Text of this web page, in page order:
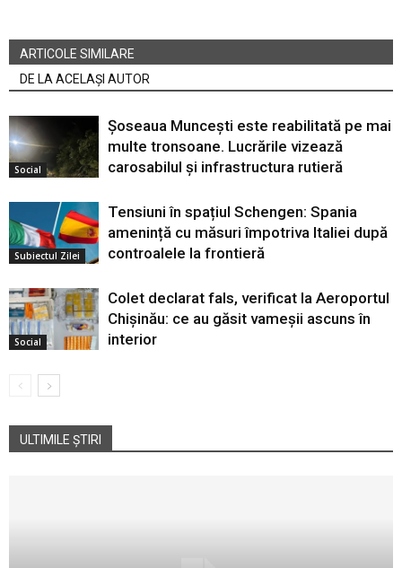
ARTICOLE SIMILARE
DE LA ACELAȘI AUTOR
Social
Șoseaua Muncești este reabilitată pe mai
multe tronsoane. Lucrările vizează
carosabilul și infrastructura rutieră
Subiectul Zilei
Tensiuni în spațiul Schengen: Spania
amenință cu măsuri împotriva Italiei după
controalele la frontieră
Social
Colet declarat fals, verificat la Aeroportul
Chișinău: ce au găsit vameșii ascuns în
interior
ULTIMILE ȘTIRI